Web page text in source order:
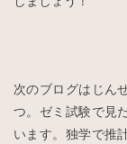
次のブログはじん
つ。ゼミ試験で見
います。独学で推